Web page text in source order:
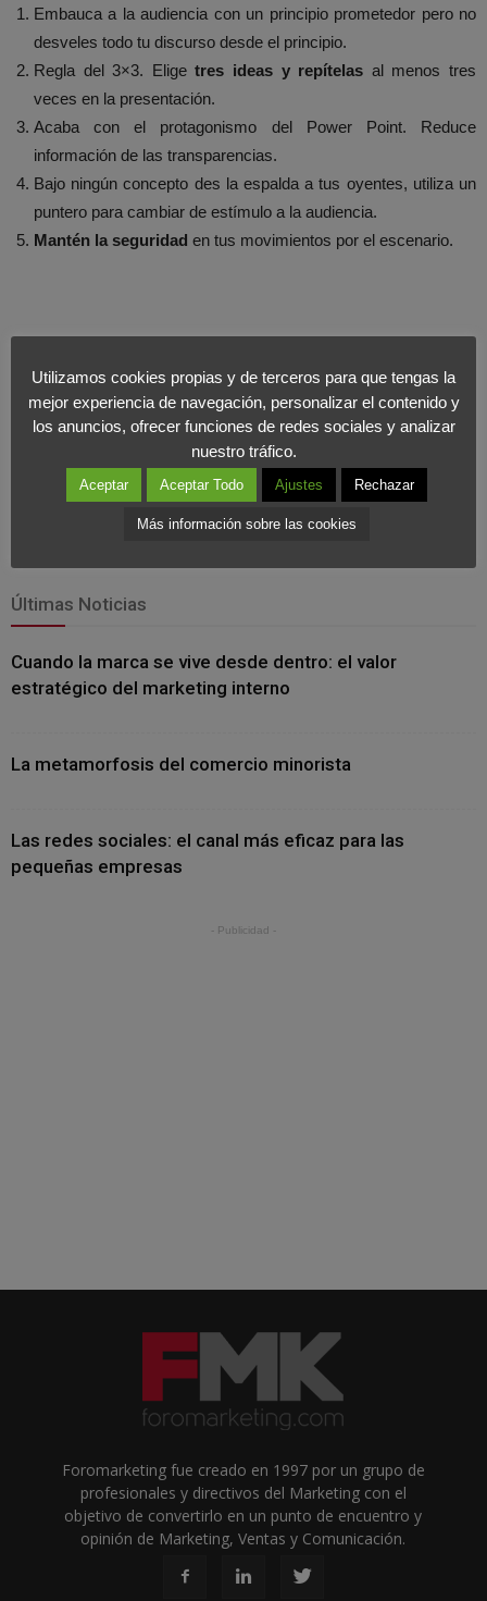
Embauca a la audiencia con un principio prometedor pero no
desveles todo tu discurso desde el principio.
Regla del 3×3. Eligetres ideas y repítelas al menos tres
veces en la presentación.
Acaba con el protagonismo del Power Point. Reduce
información de las transparencias.
Bajo ningún concepto des la espalda a tus oyentes, utiliza un
puntero para cambiar de estímulo a la audiencia.
Mantén la seguridad en tus movimientos por el escenario.
Últimas Noticias
Cuando la marca se vive desde dentro: el valor
estratégico del marketing interno
La metamorfosis del comercio minorista
Las redes sociales: el canal más eficaz para las
pequeñas empresas
- Publicidad -
Foromarketing fue creado en 1997 por un grupo de
profesionales y directivos del Marketing con el
objetivo de convertirlo en un punto de encuentro y
opinión de Marketing, Ventas y Comunicación.
Utilizamos cookies propias y de terceros para que tengas la
mejor experiencia de navegación, personalizar el contenido y
los anuncios, ofrecer funciones de redes sociales y analizar
nuestro tráfico.
Aceptar Aceptar Todo Ajustes Rechazar
Más información sobre las cookies